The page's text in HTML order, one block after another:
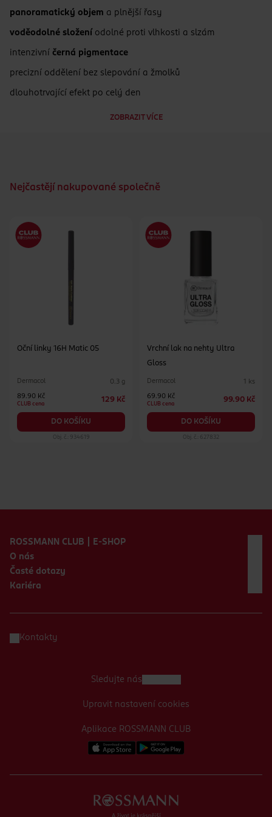
panoramatický objem a plnější řasy
voděodolné složení odolné proti vlhkosti a slzám
intenzivní černá pigmentace
precizní oddělení bez slepování a žmolků
dlouhotrvající efekt po celý den
dermatologicky testováno
ZOBRAZIT VÍCE
Nejčastějí nakupované společně
Oční linky 16H Matic 05
Dermacol 0.3 g
89.90 Kč
CLUB cena
129 Kč
DO KOŠÍKU
Obj. č.: 934619
Vrchní lak na nehty Ultra
Gloss
Dermacol 1 ks
69.90 Kč
CLUB cena
99.90 Kč
DO KOŠÍKU
Obj. č.: 627832
ROSSMANN CLUB | E-SHOP
O nás
Časté dotazy
Kariéra
Kontakty
Aplikace ROSSMANN CLUB
Sledujte nás
Upravit nastavení cookies